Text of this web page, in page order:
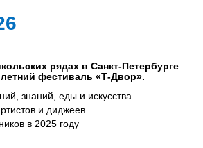
рядах в Санкт-Петербурге
фестиваль «Т-Двор».
знаний, еды и искусства
и диджеев
в 2025 году